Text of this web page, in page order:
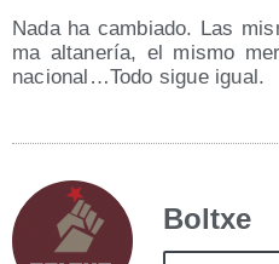
Nada ha cam­bia­do. Las
ma alta­ne­ría, el mis­mo
nacional…Todo sigue igual.
Boltxe